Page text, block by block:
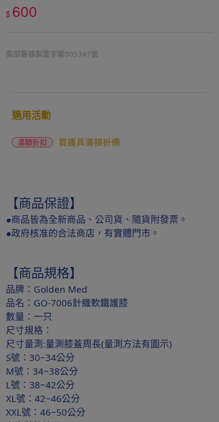
$ 600
衛部醫器製壹字第005347號
適用活動
滿額折扣 買護具滿額折價
【商品保證】
●商品皆為全新商品、公司貨、隨貨附發票。
●政府核准的合法商店，有實體門市。
【商品規格】
品牌：Golden Med
品名：GO-7006針織軟鐵護膝
數量：一只
尺寸規格：
尺寸量測:量測膝蓋周長(量測方法有圖示)
S號：30~34公分
M號：34~38公分
L號：38~42公分
XL號：42~46公分
XXL號：46~50公分